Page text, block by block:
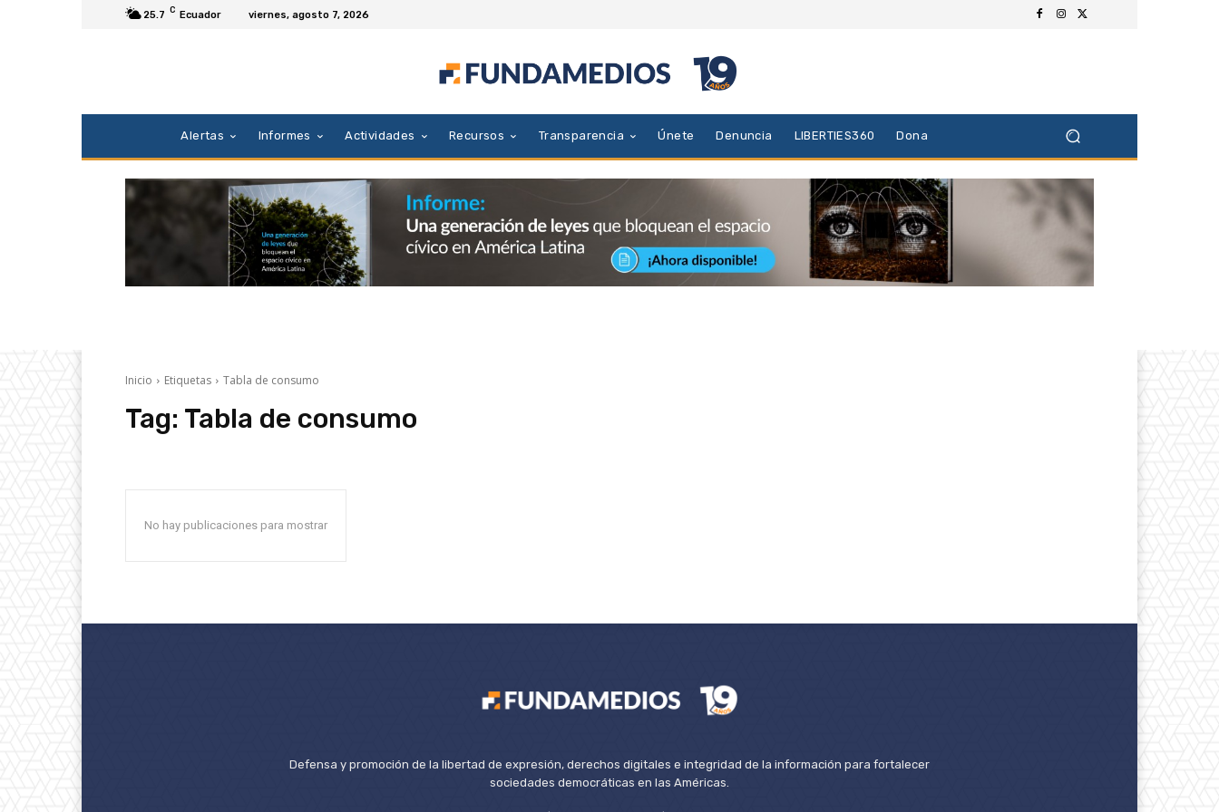
25.7 C Ecuador viernes, agosto 7, 2026
Alertas Informes Actividades Recursos Transparencia Únete Denuncia LIBERTIES360 Dona
Inicio Etiquetas Tabla de consumo
Tag: Tabla de consumo
No hay publicaciones para mostrar
Defensa y promoción de la libertad de expresión, derechos digitales e integridad de la información para fortalecer
sociedades democráticas en las Américas.